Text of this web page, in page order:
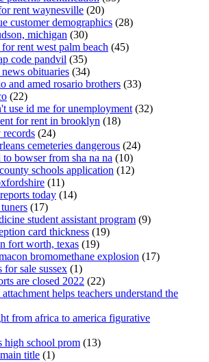
rent waynesville (20)
customer demographics (28)
michigan (30)
rent west palm beach (45)
code pandvil (35)
obituaries (34)
and amed rosario brothers (33)
(22)
use id me for unemployment (32)
for rent in brooklyn (18)
records (24)
cemeteries dangerous (24)
bowser from sha na na (10)
schools application (12)
(11)
today (14)
(17)
student assistant program (9)
card thickness (19)
fort worth, texas (19)
bromomethane explosion (17)
for sale sussex (1)
are closed 2022 (22)
helps teachers understand the
from africa to america figurative
high school prom (13)
title (1)